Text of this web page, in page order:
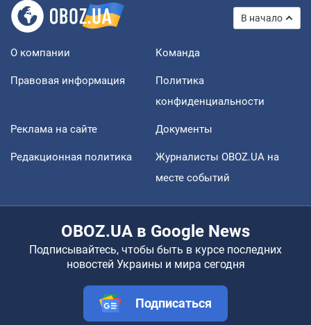
В начало
О компании Команда
Правовая информация
Политика
конфиденциальности
Реклама на сайте Документы
Редакционная политика
Журналисты OBOZ.UA на
месте событий
OBOZ.UA в Google News
Подписывайтесь, чтобы быть в курсе последних
новостей Украины и мира сегодня
Подписаться